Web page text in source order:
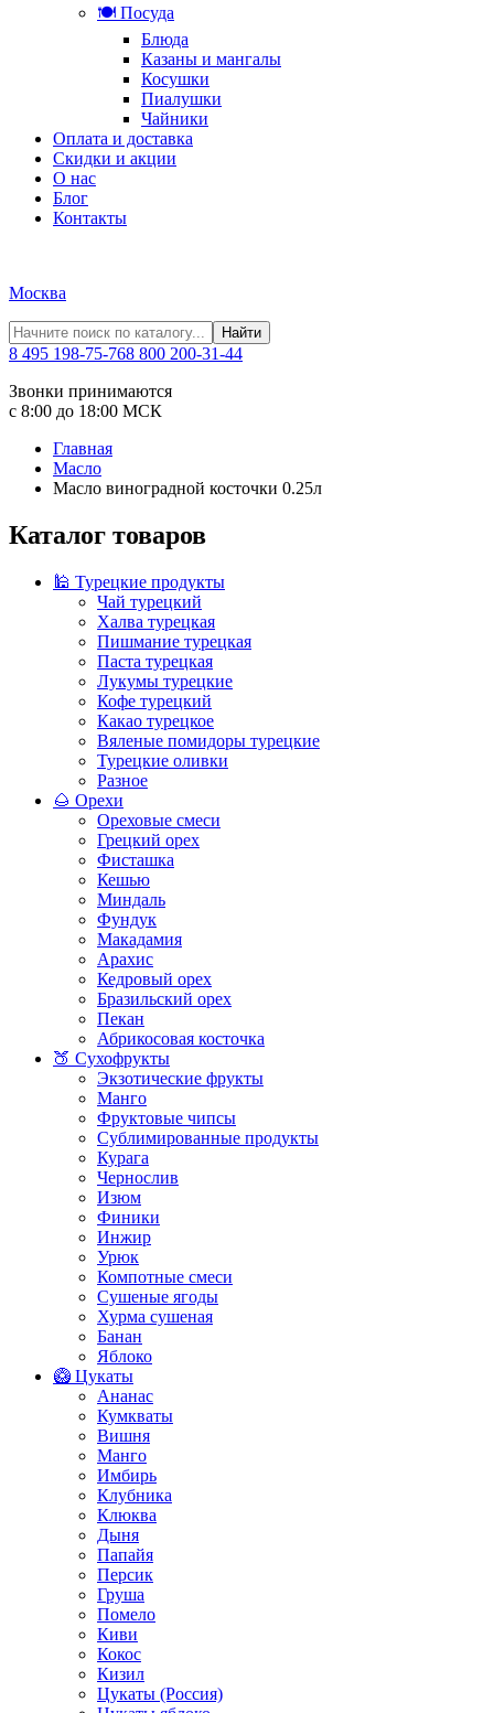
🍽️ Посуда
Блюда
Казаны и мангалы
Косушки
Пиалушки
Чайники
Оплата и доставка
Скидки и акции
О нас
Блог
Контакты
Москва
Найти
8 495 198-75-768 800 200-31-44
Звонки принимаются
с 8:00 до 18:00 МСК
Главная
Масло
Масло виноградной косточки 0.25л
Каталог товаров
🕌 Турецкие продукты
Чай турецкий
Халва турецкая
Пишмание турецкая
Паста турецкая
Лукумы турецкие
Кофе турецкий
Какао турецкое
Вяленые помидоры турецкие
Турецкие оливки
Разное
🌰 Орехи
Ореховые смеси
Грецкий орех
Фисташка
Кешью
Миндаль
Фундук
Макадамия
Арахис
Кедровый орех
Бразильский орех
Пекан
Абрикосовая косточка
🍑 Сухофрукты
Экзотические фрукты
Манго
Фруктовые чипсы
Сублимированные продукты
Курага
Чернослив
Изюм
Финики
Инжир
Урюк
Компотные смеси
Сушеные ягоды
Хурма сушеная
Банан
Яблоко
🥝 Цукаты
Ананас
Кумкваты
Вишня
Манго
Имбирь
Клубника
Клюква
Дыня
Папайя
Персик
Груша
Помело
Киви
Кокос
Кизил
Цукаты (Россия)